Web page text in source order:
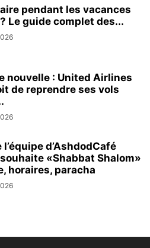
pendant les vacances
? Le guide complet des...
nouvelle : United Airlines
de reprendre ses vols
l’équipe d’AshdodCafé
«Shabbat Shalom»
horaires, paracha